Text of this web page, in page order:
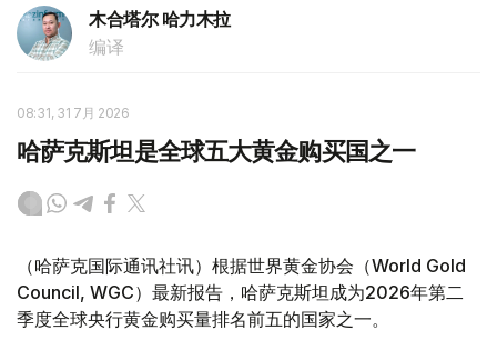
木合塔尔 哈力木拉
编译
08:31, 31 7月 2026
哈萨克斯坦是全球五大黄金购买国之一
（哈萨克国际通讯社讯）根据世界黄金协会（World Gold
Council, WGC）最新报告，哈萨克斯坦成为2026年第二
季度全球央行黄金购买量排名前五的国家之一。